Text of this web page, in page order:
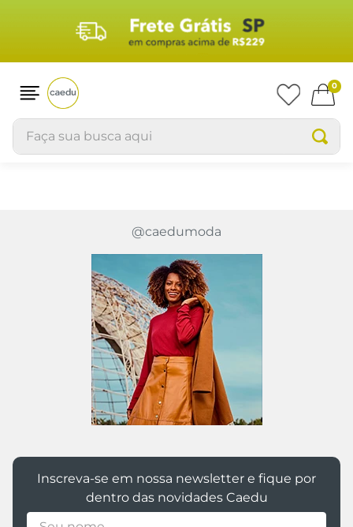
0
Faça sua busca aqui
@caedumoda
Inscreva-se em nossa newsletter e fique por
dentro das novidades Caedu